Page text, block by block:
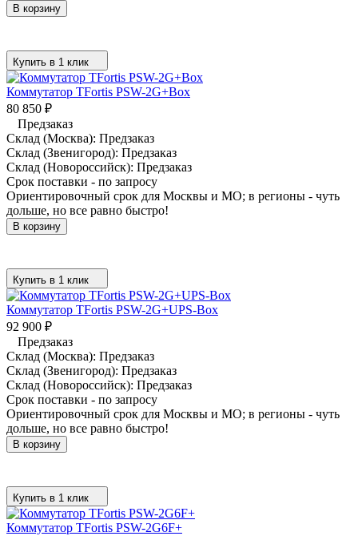
В корзину
Купить в 1 клик
Коммутатор TFortis PSW-2G+Box
80 850 ₽
Предзаказ
Склад (Москва): Предзаказ
Склад (Звенигород): Предзаказ
Склад (Новороссийск): Предзаказ
Срок поставки - по запросу
Ориентировочный срок для Москвы и МО; в регионы - чуть
дольше, но все равно быстро!
В корзину
Купить в 1 клик
Коммутатор TFortis PSW-2G+UPS-Box
92 900 ₽
Предзаказ
Склад (Москва): Предзаказ
Склад (Звенигород): Предзаказ
Склад (Новороссийск): Предзаказ
Срок поставки - по запросу
Ориентировочный срок для Москвы и МО; в регионы - чуть
дольше, но все равно быстро!
В корзину
Купить в 1 клик
Коммутатор TFortis PSW-2G6F+